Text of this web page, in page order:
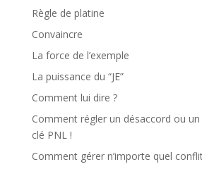
Règle de platine
Convaincre
La force de l’exemple
La puissance du “JE”
Comment lui dire ?
Comment régler un désaccord ou
clé PNL !
Comment gérer n’importe quel